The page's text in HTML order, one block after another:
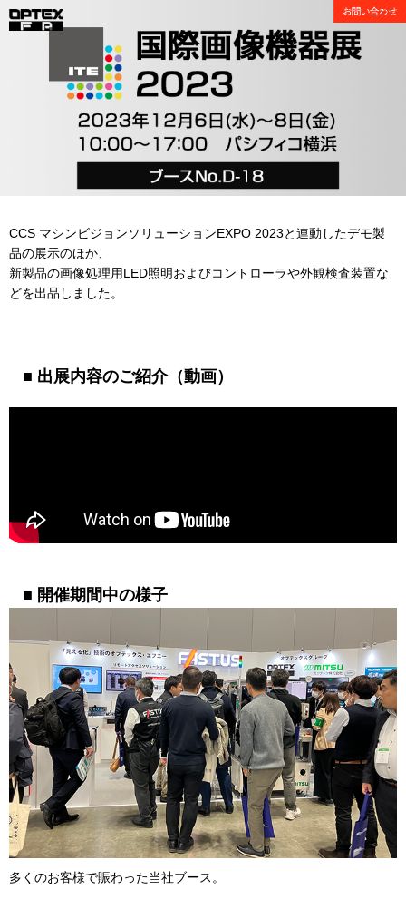
CCS マシンビジョンソリューションEXPO 2023と連動したデモ製
品の展示のほか、
新製品の画像処理⽤LED照明およびコントローラや外観検査装置な
どを出品しました。
■ 出展内容のご紹介（動画）
■ 開催期間中の様子
多くのお客様で賑わった当社ブース。